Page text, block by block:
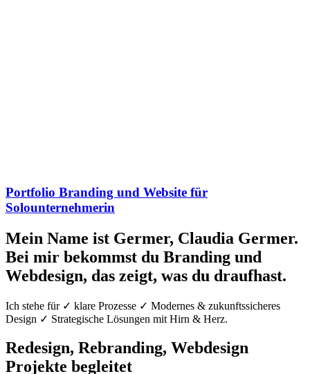
Portfolio Branding und Website für
Solounternehmerin
Mein Name ist Germer, Claudia Germer.
Bei mir bekommst du Branding und
Webdesign, das zeigt, was du draufhast.
Ich stehe für ✓ klare Prozesse ✓ Modernes & zukunftssicheres
Design ✓ Strategische Lösungen mit Hirn & Herz.
Redesign, Rebranding, Webdesign
Projekte begleitet